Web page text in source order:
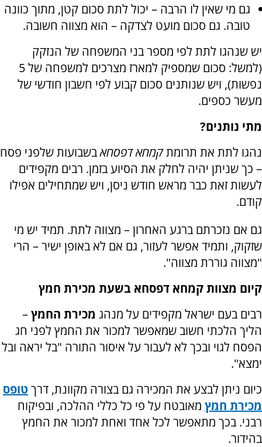
גם מי שאין לו הרבה – יכול לתת סכום קטן, מתוך כוונה
טובה. גם סכום מועט לצדקה – הוא מצווה חשובה.
יש שנהגו לתת לפי מספר בני המשפחה של הנזקק
(למשל: סכום שמספיק למארז מצרכים למשפחה של 5
נפשות), ויש שנותנים סכום קבוע לפי חשבון חודשי של
מעשר כספים.
מתי נותנים?
נהגו לתת את תרומתקמחא דפסחאבשבועות שלפני פסח
– כך שניתן יהיה לחלק את הסיוע בזמן. רבים מקפידים
לעשות זאת כבר מראש חודש ניסן, ויש שמתחילים אפילו
קודם.
גם אם נזכרתם ברגע האחרון – מצווה לתת. תמיד יש מי
שזקוק, ותמיד אפשר לעזור, גם אם לא באופן ישיר – הרי
"מצווה גוררת מצווה".
קיום מצוות קמחא דפסחא בשעת מכירת חמץ
רבים בעם ישראל מקפידים על מנהג מכירת החמץ–
הליך הלכתי חשוב שמאפשר למכור את החמץ לפני חג
הפסח לגוי ובכך לא לעבור על איסור התורה "בל יראה ובל
ימצא".
כיום ניתן לבצע את המכירה גם בצורה מקוונת, דרך טופס
מכירת חמץ מאובטח על פי כל כללי ההלכה, ובפיקוח
רבני. בכך מתאפשר לכל אחד ואחת למכור את החמץ
בהידור.